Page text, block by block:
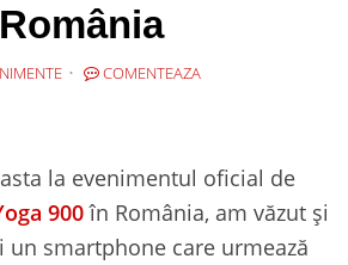
COMENTEAZA
la evenimentul oficial de
900în România, am văzut și
un smartphone care urmează